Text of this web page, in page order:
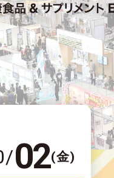
02(金)